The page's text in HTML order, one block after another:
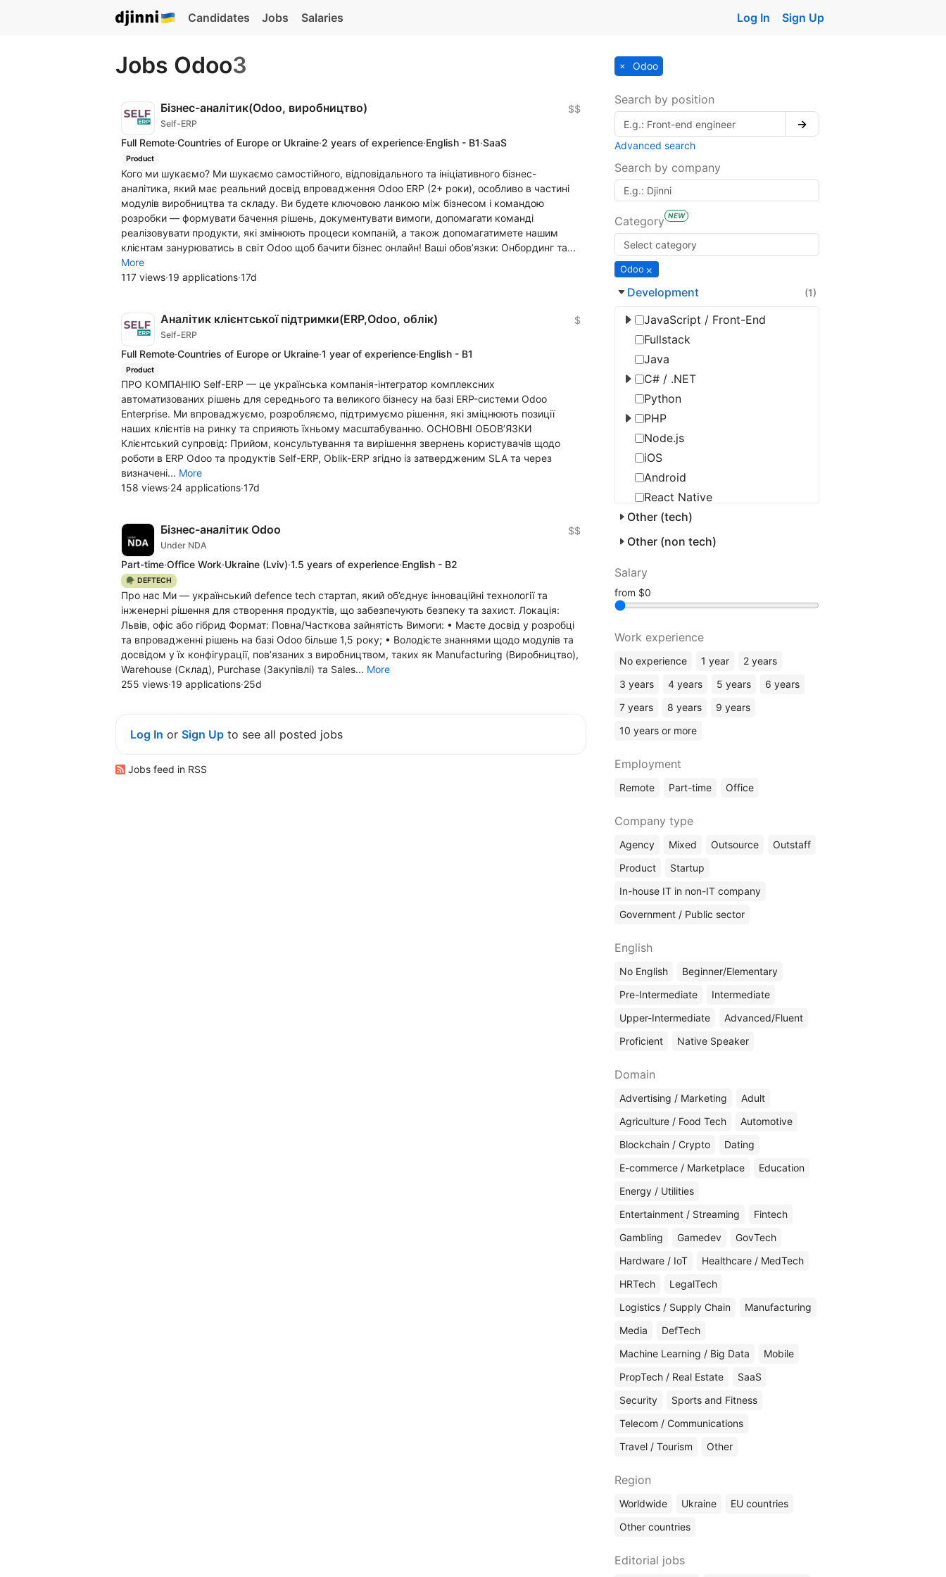
Candidates Jobs Salaries Log In Sign Up
Jobs Odoo3
Бізнес-аналітик(Odoo, виробництво)
Self-ERP
$$
Full Remote·Countries of Europe or Ukraine·2 years of experience·English - B1·SaaS
Product
Кого ми шукаємо? Ми шукаємо самостійного, відповідального та ініціативного бізнес-
аналітика, який має реальний досвід впровадження Odoo ERP (2+ роки), особливо в частині
модулів виробництва та складу. Ви будете ключовою ланкою між бізнесом і командою
розробки — формувати бачення рішень, документувати вимоги, допомагати команді
реалізовувати продукти, які змінюють процеси компаній, а також допомагатимете нашим
клієнтам занурюватись в світ Odoo щоб бачити бізнес онлайн! Ваші обов’язки: Онбординг та...
More
117 views·19 applications·17d
Аналітик клієнтської підтримки(ERP,Odoo, облік)
Self-ERP
$
Full Remote·Countries of Europe or Ukraine·1 year of experience·English - B1
Product
ПРО КОМПАНІЮ Self-ERP — це українська компанія-інтегратор комплексних
автоматизованих рішень для середнього та великого бізнесу на базі ERP-системи Odoo
Enterprise. Ми впроваджуємо, розробляємо, підтримуємо рішення, які зміцнюють позиції
наших клієнтів на ринку та сприяють їхньому масштабуванню. ОСНОВНІ ОБОВ’ЯЗКИ
Клієнтський супровід: Прийом, консультування та вирішення звернень користувачів щодо
роботи в ERP Odoo та продуктів Self-ERP, Oblik-ERP згідно із затвердженим SLA та через
визначені... More
158 views·24 applications·17d
Бізнес-аналітик Odoo
Under NDA
$$
Part-time·Office Work·Ukraine (Lviv)·1.5 years of experience·English - B2
🪖 DEFTECH
Про нас Ми — український defence tech стартап, який об’єднує інноваційні технології та
інженерні рішення для створення продуктів, що забезпечують безпеку та захист. Локація:
Львів, офіс або гібрид Формат: Повна/Часткова зайнятість Вимоги: •⁠ ⁠Маєте досвід у розробці
та впровадженні рішень на базі Odoo більше 1,5 року; •⁠ ⁠Володієте знаннями щодо модулів та
досвідом у їх конфігурації, пов’язаних з виробництвом, таких як Manufacturing (Виробництво),
Warehouse (Склад), Purchase (Закупівлі) та Sales... More
255 views·19 applications·25d
Log In or Sign Up to see all posted jobs
Jobs feed in RSS
Odoo
Search by position
→
Advanced search
Search by company
Category NEW
Odoo ×
Development
(1)
JavaScript / Front-End
Fullstack
Java
C# / .NET
Python
PHP
Node.js
iOS
Android
React Native
C / C++ / Embedded
Flutter
Ruby
Scala
Rust
Elixir
ERP Systems
Odoo
No Code
Other (tech)
Other (non tech)
Salary
from
Work experience
No experience 1 year
2 years
3 years
4 years 5 years
6 years
7 years
8 years
9 years
10 years or more
Employment
Remote Part-time Office
Company type
Agency Mixed Outsource
Outstaff
Product
Startup
In-house IT in non-IT company
Government / Public sector
English
No English
Beginner/Elementary
Pre-Intermediate
Intermediate
Upper-Intermediate
Advanced/Fluent
Proficient
Native Speaker
Domain
Advertising / Marketing
Adult
Agriculture / Food Tech
Automotive
Blockchain / Crypto
Dating
E-commerce / Marketplace
Education
Energy / Utilities
Entertainment / Streaming
Fintech
Gambling
Gamedev
GovTech
Hardware / IoT
Healthcare / MedTech
HRTech
LegalTech
Logistics / Supply Chain
Manufacturing
Media
DefTech
Machine Learning / Big Data
Mobile
PropTech / Real Estate
SaaS
Security
Sports and Fitness
Telecom / Communications
Travel / Tourism
Other
Region
Worldwide Ukraine
EU countries
Other countries
Editorial jobs